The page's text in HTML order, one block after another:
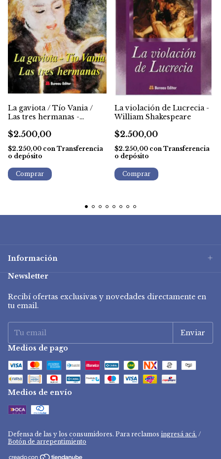
La gaviota / Tío Vania /
Las tres hermanas -
$2.500,00
$2.250,00 con Transferencia
o depósito
La violación de Lucrecia -
William Shakespeare
$2.500,00
$2.250,00 con Transferencia
o depósito
Información
Newsletter
Recibí ofertas exclusivas y novedades directamente en
tu email.
Medios de pago
Medios de envío
Defensa de las y los consumidores. Para reclamos ingresá acá. /
Botón de arrepentimiento